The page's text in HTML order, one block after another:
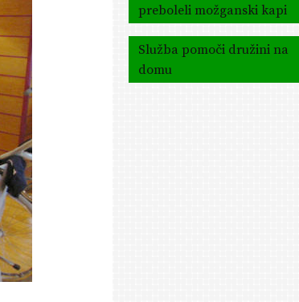
preboleli možganski kapi
Služba pomoči družini na
domu